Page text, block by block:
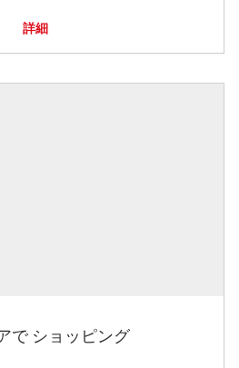
詳細
で ショッピング